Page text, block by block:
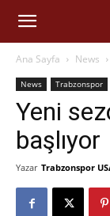
Ana Sayfa News
News Trabzonspor
Yeni
başlıyor
Yazar Trabzonspor